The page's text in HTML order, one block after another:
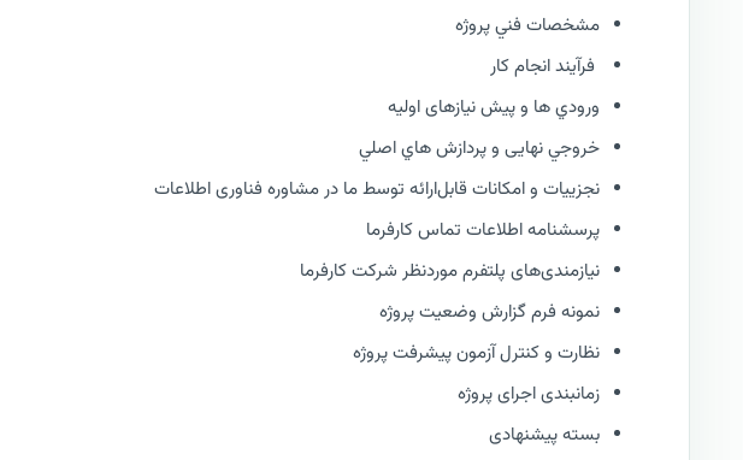
مشخصات فني پروژه
فرآيند انجام کار
ورودي ها و پیش نیازهای اولیه
خروجي نهایی و پردازش هاي اصلي
نجزییات و امکانات قابل‌ارائه توسط ما در مشاوره فناوری اطلاعات
پرسشنامه اطلاعات تماس کارفرما
نیازمندی‌های پلتفرم موردنظر شرکت کارفرما
نمونه فرم گزارش وضعيت پروژه
نظارت و كنترل آزمون پیشرفت پروژه
زمانبندی اجرای پروژه
بسته پیشنهادی